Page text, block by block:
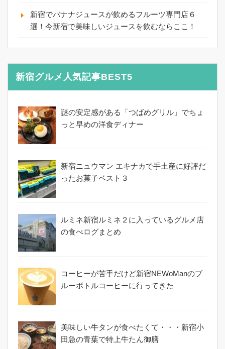
新宿でバナナジュースが飲めるフルーツ専門店６
選！今新宿で美味しいジュースを飲むならここ！
新宿グルメ人気記事BEST5
謎の安定感がある「つばめグリル」でちょ
っと早めの洋食ディナー
新宿ニュウマン エキナカで手土産に好評だ
ったお菓子ベスト３
ルミネ新宿ルミネ２に入っているグルメ店
の食べログまとめ
コーヒーが苦手だけど新宿NEWoManのブ
ルーボトルコーヒーに行ってきた
美味しい牛タンが食べたくて・・・新宿小
田急の青葉で特上牛たん御膳